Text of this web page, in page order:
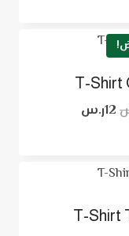
T-Shirt
12ر.س
T-Shirt